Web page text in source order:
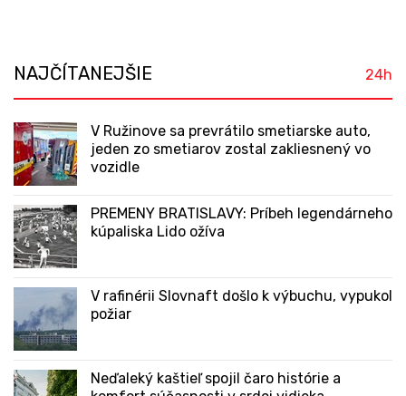
NAJČÍTANEJŠIE 24h
V Ružinove sa prevrátilo smetiarske auto,
jeden zo smetiarov zostal zakliesnený vo
vozidle
PREMENY BRATISLAVY: Príbeh legendárneho
kúpaliska Lido ožíva
V rafinérii Slovnaft došlo k výbuchu, vypukol
požiar
Neďaleký kaštieľ spojil čaro histórie a